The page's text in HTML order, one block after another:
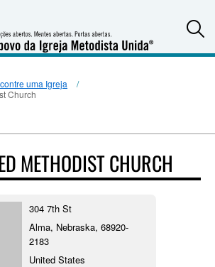
uma Igreja
Church
METHODIST CHURCH
304 7th St
Alma, Nebraska, 68920-
2183
United States